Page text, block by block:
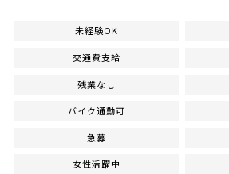
未経験OK
交通費支給
残業なし
バイク通勤可
急募
女性活躍中